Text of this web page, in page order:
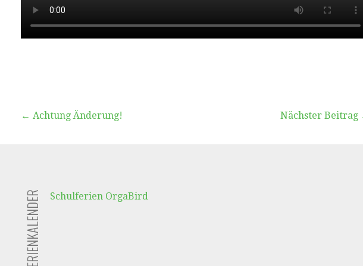
Beitragsnavigation
← Achtung Änderung! Nächster
FERIENKALENDER Schulferien OrgaBird